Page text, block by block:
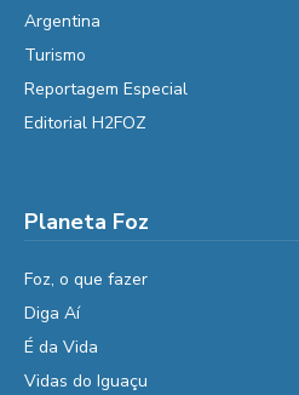
Argentina
Turismo
Reportagem Especial
Editorial H2FOZ
Planeta Foz
Foz, o que fazer
Diga Aí
É da Vida
Vidas do Iguaçu